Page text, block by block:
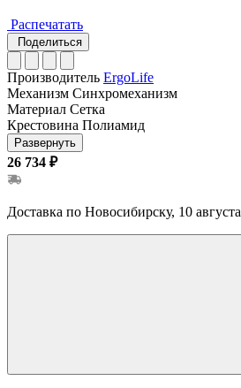
Распечатать
Поделиться
Производитель ErgoLife
Механизм Синхромеханизм
Материал Сетка
Крестовина Полиамид
Развернуть
26 734 ₽
Доставка по Новосибирску, 10 августа